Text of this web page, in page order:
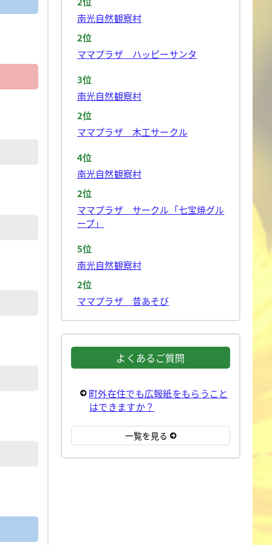
南光自然観察村
2位
ママプラザ ハッピーサンタ
3位
南光自然観察村
2位
ママプラザ 木工サークル
4位
南光自然観察村
2位
ママプラザ サークル「七宝焼グル
ープ」
5位
南光自然観察村
2位
ママプラザ 昔あそび
よくあるご質問
町外在住でも広報紙をもらうこと
はできますか？
一覧を見る